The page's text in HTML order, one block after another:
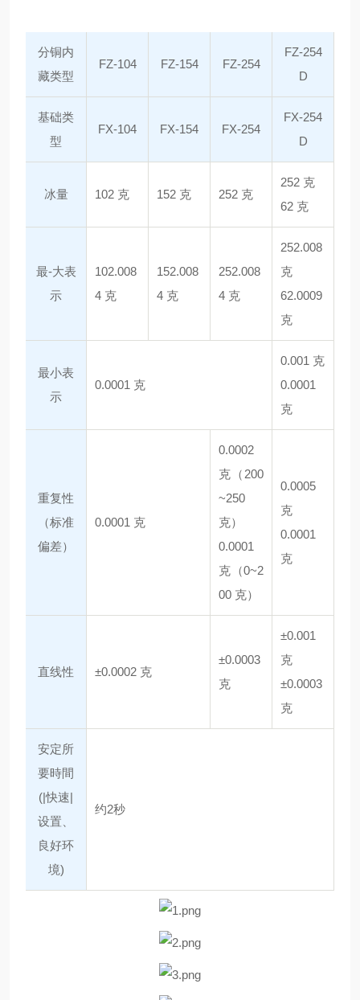
分铜内
藏类型
FZ-104 FZ-154 FZ-254
FZ-254
D
基础类
型
FX-104 FX-154 FX-254
FX-254
D
冰量 102 克 152 克 252 克
252 克
62 克
最-大表
示
102.008
4 克
152.008
4 克
252.008
4 克
252.008
克
62.0009
克
最小表
示
0.0001 克
0.001 克
0.0001
克
重复性
（标准
偏差）
0.0001 克
0.0002
克（200
~250
克）
0.0001
克（0~2
00 克）
0.0005
克
0.0001
克
直线性 ±0.0002 克
±0.0003
克
±0.001
克
±0.0003
克
安定所
要時間
(|快速|
设置、
良好环
境)
约2秒